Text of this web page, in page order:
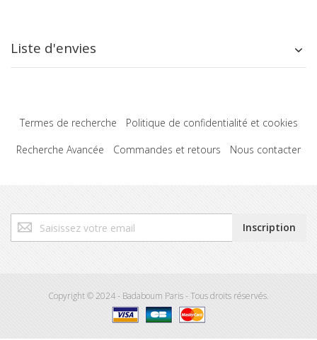
Liste d'envies
Termes de recherche
Politique de confidentialité et cookies
Recherche Avancée
Commandes et retours Nous contacter
Inscription
Inscription
Copyright © 2024 - Badaboum Paris - Tous droits réservés.